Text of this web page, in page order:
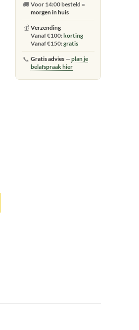
🚚 Voor 14:00 besteld =
morgen in huis
💰 Verzending
Vanaf €100:korting
Vanaf €150:gratis
📞 Gratis advies— plan je
belafspraak hier